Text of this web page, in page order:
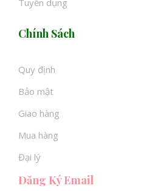
Chính Sách
Quy định
Bảo mật
Giao hàng
Mua hàng
Đại lý
Đăng Ký Email